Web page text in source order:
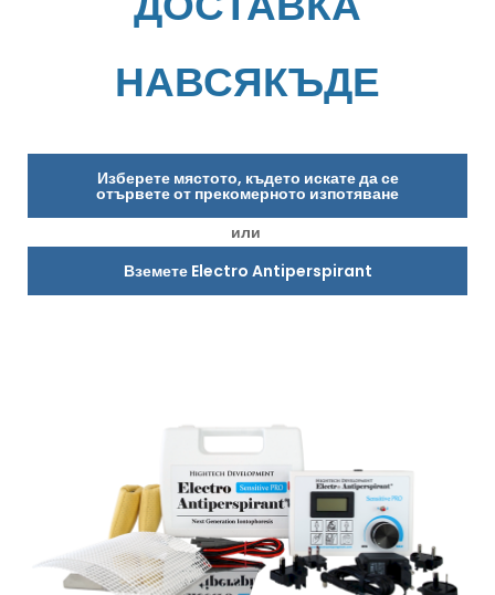
НАВСЯКЪДЕ
Изберете мястото, където искате да се
отървете от прекомерното изпотяване
или
Вземете Electro Antiperspirant